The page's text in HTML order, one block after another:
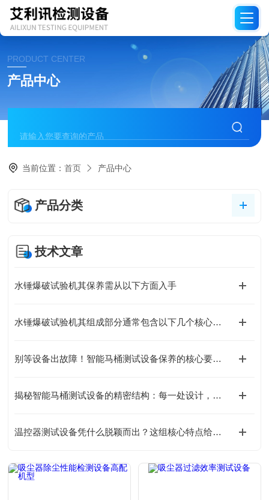
PRODUCT CENTER
产品中心
当前位置：首页 产品中心
产品分类
技术文章
水锤爆破试验机其保养需从以下方面入手
水锤爆破试验机其组成部分通常包含以下几个核心系统
别等设备出故障！智能马桶测试设备保养的核心要点，早知道早省心
揭秘智能马桶测试设备的精密结构：每一处设计，都在为精准把关！
温控器测试设备凭什么脱颖而出？这组核心特点给出答案